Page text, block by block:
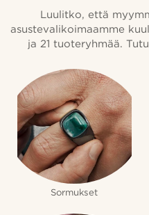
Luulitko, että
asustevalikoimaamme
ja 21 tuoteryhmää.
Sormukset